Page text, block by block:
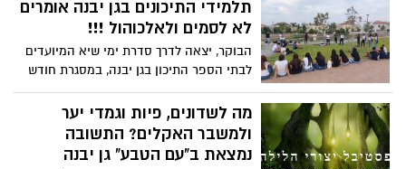
תלמידי התיכונים בגן יבנה אומרים
לא לסמים ולאלכוהול !!!
הבוקר, יצאה לדרך סדרת ימי שיא המיועדים
לבתי הספר התיכון בגן יבנה, במסגרת חודש
המאבק נגד שימוש בסמים ואלכוהול. ביום
השיא הראשון שהתקיים היום בפארק ע"ש
רונה רמון , לקחו חלק תלמידי אורט ע"ש נעמי
שמר שהשתתפו במגוון פעילויות.
מה לשדונים, פיות וגמדי יער
ולמשבר האקלים? התשובה
נמצאת ב"עם הטבע" גן יבנה